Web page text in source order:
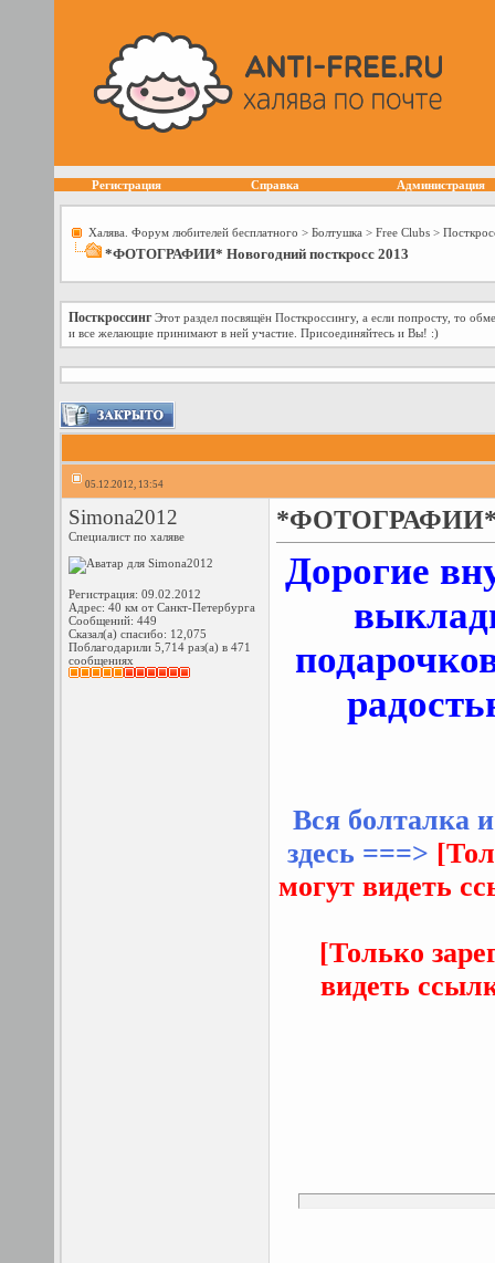
Регистрация Справка Администрация
Халява. Форум любителей бесплатного > Болтушка > Free Сlubs >
*ФОТОГРАФИИ* Новогодний посткросс 2013
Посткроссинг Этот раздел посвящён Посткроссингу, а если попросту, то
и все желающие принимают в ней участие. Присоединяйтесь и Вы! :)
05.12.2012, 13:54
Simona2012
Специалист по халяве
Регистрация: 09.02.2012
Адрес: 40 км от Санкт-Петербурга
Сообщений: 449
Сказал(а) спасибо: 12,075
Поблагодарили 5,714 раз(а) в 471
сообщениях
*ФОТОГРАФИИ*
Дорогие
Вся болталка
здесь ===>
могут видеть
[Только
видеть